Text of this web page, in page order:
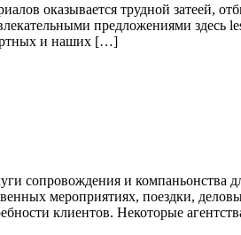
оказывается трудной затеей,
предложениями здесь
и наших […]
сопровождения и компаньонства
мероприятиях, поездки,
клиентов. Некоторые